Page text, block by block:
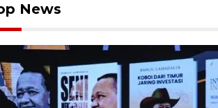
News